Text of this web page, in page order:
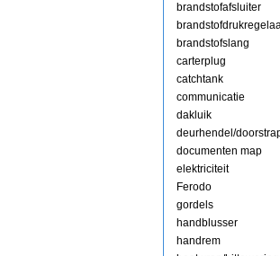
brandstofafsluiter
brandstofslang
carterplug
catchtank
communicatie
dakluik
deurhendel/
documenten map
elektriciteit
Ferodo
gordels
handblusser
handrem